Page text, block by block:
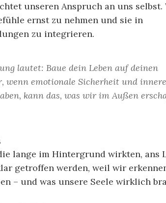
unseren Anspruch an uns selbst.
ernst zu nehmen und sie in
zu integrieren.
lautet: Baue dein Leben auf deinen
wenn emotionale Sicherheit und innere
kann das, was wir im Außen
lange im Hintergrund wirkten, ans
getroffen werden, weil wir
– und was unsere Seele wirklich